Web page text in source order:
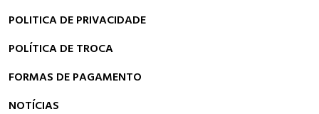
POLITICA DE PRIVACIDADE
POLÍTICA DE TROCA
FORMAS DE PAGAMENTO
NOTÍCIAS